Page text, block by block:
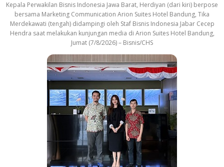
Kepala Perwakilan Bisnis Indonesia Jawa Barat, Herdiyan (dari kiri) berpose
bersama Marketing Communication Arion Suites Hotel Bandung, Tika
Merdekawati (tengah) didampingi oleh Staf Bisnis Indonesia Jabar Cecep
Hendra saat melakukan kunjungan media di Arion Suites Hotel Bandung,
Jumat (7/8/2026) – Bisnis/CHS